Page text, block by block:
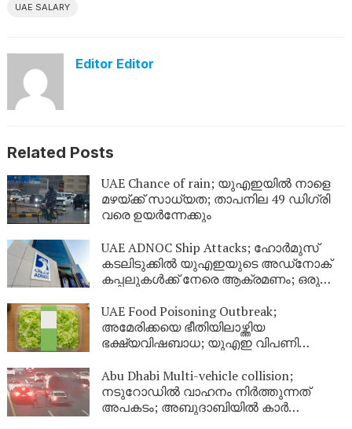
UAE SALARY
Editor Editor
Related Posts
UAE Chance of rain; യുഎഇയിൽ നാളെ
മഴയ്ക്ക് സാധ്യത; താപനില 49 ഡിഗ്രി
വരെ ഉയർന്നേക്കും
UAE ADNOC Ship Attacks; ഹോർമുസ്
കടലിടുക്കിൽ യുഎഇയുടെ അഡ്‌നോക്
കപ്പലുകൾക്ക് നേരെ ആക്രമണം; ഒരു
UAE Food Poisoning Outbreak;
അമേരിക്കയെ ഭീതിയിലാഴ്ത്തിയ
ഭക്ഷ്യവിഷബാധ; യുഎഇ വിപണി
Abu Dhabi Multi-vehicle collision;
നടുറോഡിൽ വാഹനം നിർത്തുന്നത്
അപകടം; അബുദാബിയിൽ കാർ